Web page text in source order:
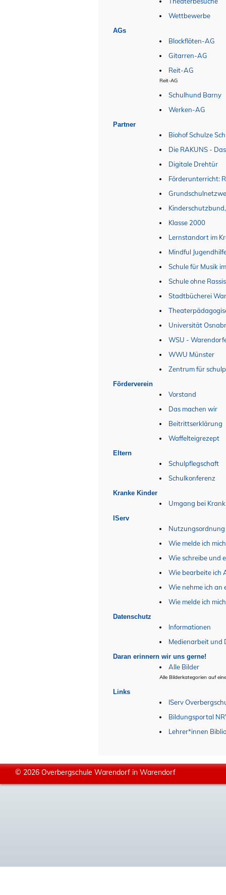
Wettbewerbe
AGs
Blockflöten-AG
Gitarren-AG
Reit-AG
Reit-AG
Schulhund Barny
Werken-AG
Partner
Biohof Schulze
Die RAKUNS -
Digitale Drehtür
Förderunterricht:
Klasse 2000
Lernstandort im
Mindful
Schule für Musik
Schule ohne
Stadtbücherei
Universität
WSU -
WWU Münster
Zentrum für
Förderverein
Vorstand
Das machen wir
Beitrittserklärung
Waffelteigrezept
Eltern
Schulpflegschaft
Schulkonferenz
Kranke Kinder
Umgang bei
IServ
Nutzungsordnung
Wie melde ich
Wie schreibe und
Wie bearbeite ich
Wie nehme ich an
Wie melde ich
Datenschutz
Informationen
Medienarbeit und
Daran erinnern wir uns gerne!
Alle Bilder
Alle Bilderkategorien auf
Links
IServ
Bildungsportal
Lehrer*innen
© 2026 Overbergschule Warendorf in Warendorf